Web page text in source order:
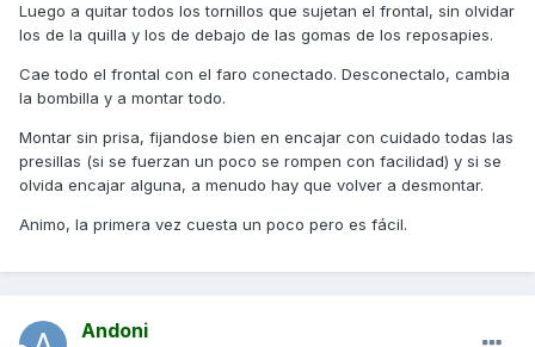
Luego a quitar todos los tornillos que sujetan el frontal, sin olvidar
los de la quilla y los de debajo de las gomas de los reposapies.
Cae todo el frontal con el faro conectado. Desconectalo, cambia
la bombilla y a montar todo.
Montar sin prisa, fijandose bien en encajar con cuidado todas las
presillas (si se fuerzan un poco se rompen con facilidad) y si se
olvida encajar alguna, a menudo hay que volver a desmontar.
Animo, la primera vez cuesta un poco pero es fácil.
Andoni